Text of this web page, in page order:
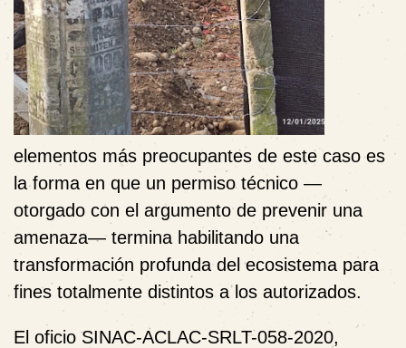
elementos más preocupantes de este caso es
la forma en que un permiso técnico —
otorgado con el argumento de prevenir una
amenaza— termina habilitando una
transformación profunda del ecosistema para
fines totalmente distintos a los autorizados.
El oficio SINAC-ACLAC-SRLT-058-2020,